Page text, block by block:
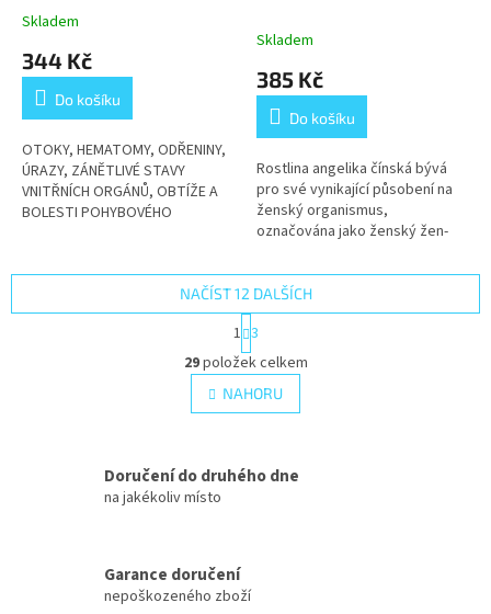
přípravek s humáty
Průměrné
produktu
4,3
5
hvězdiček.
Skladem
344 Kč
Do košíku
OTOKY, HEMATOMY, ODŘENINY,
ÚRAZY, ZÁNĚTLIVÉ STAVY
VNITŘNÍCH ORGÁNŮ, OBTÍŽE A
BOLESTI POHYBOVÉHO
Skladem
385 Kč
Do košíku
Rostlina angelika čínská bývá
pro své vynikající působení na
ženský organismus,
označována jako ženský žen-
O
v
l
á
c
y
NAČÍST 12 DALŠÍCH
t
r
á
n
k
á
1 3
29položek celkem
NAHORU
Doručení do druhého dne
na jakékoliv místo
Garance doručení
nepoškozeného zboží